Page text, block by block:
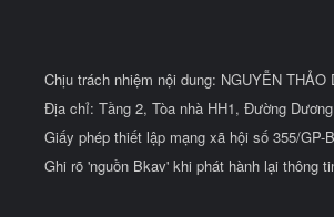
Chịu trách nhiệm nội dung: NGUYỄN THẢO
Địa chỉ: Tầng 2, Tòa nhà HH1, Đường
Giấy phép thiết lập mạng xã hội số 355/
Ghi rõ 'nguồn Bkav' khi phát hành lại thông